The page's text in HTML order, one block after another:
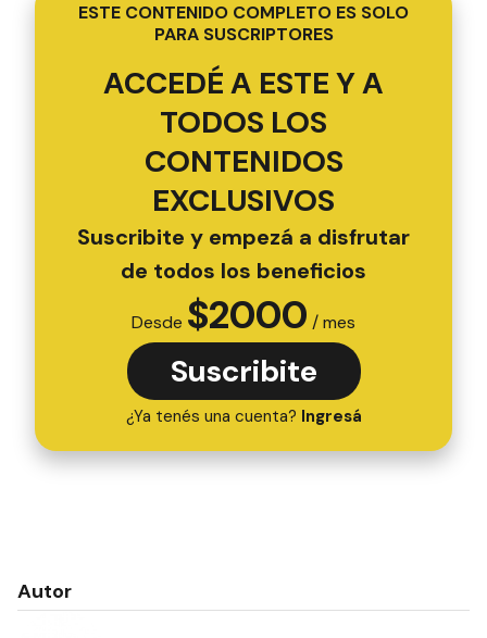
ESTE CONTENIDO COMPLETO ES SOLO
PARA SUSCRIPTORES
ACCEDÉ A ESTE Y A
TODOS LOS
CONTENIDOS
EXCLUSIVOS
Suscribite y empezá a disfrutar
de todos los beneficios
Desde $2000 / mes
Suscribite
¿Ya tenés una cuenta? Ingresá
Autor